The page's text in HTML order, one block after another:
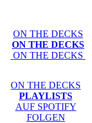
ON THE DECKS
ON THE DECKS
ON THE DECKS
ON THE DECKS
PLAYLISTS
AUF SPOTIFY
FOLGEN